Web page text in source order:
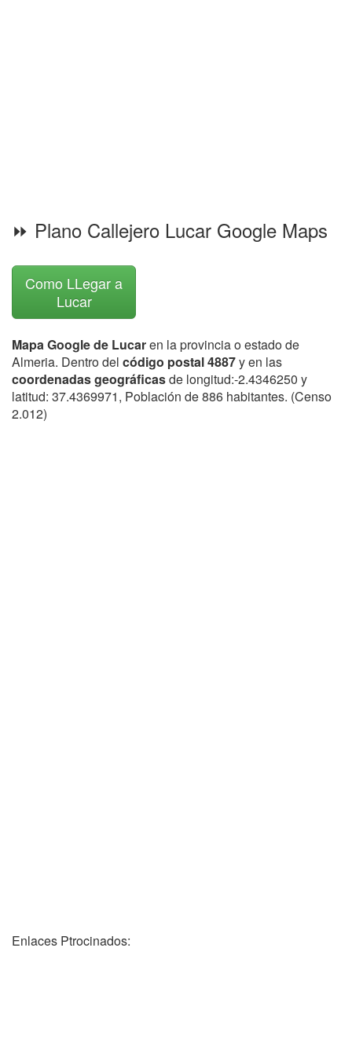
⏩ Plano Callejero Lucar Google Maps
Como LLegar a
Lucar
Mapa Google de Lucaren la provincia o estado de
Almeria. Dentro del código postal 4887y en las
coordenadas geográficasde longitud:-2.4346250 y
latitud: 37.4369971, Población de 886 habitantes. (Censo
2.012)
Enlaces Ptrocinados: